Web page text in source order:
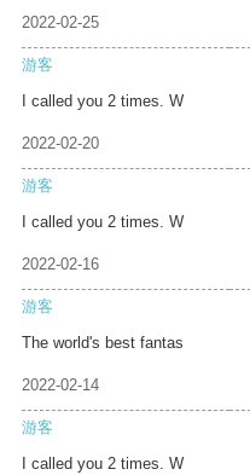
2022-02-25
游客
I called you 2 times. W
2022-02-20
游客
I called you 2 times. W
2022-02-16
游客
The world's best fantas
2022-02-14
游客
I called you 2 times. W